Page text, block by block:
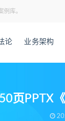
库。
论 业务架构
50页PPTX